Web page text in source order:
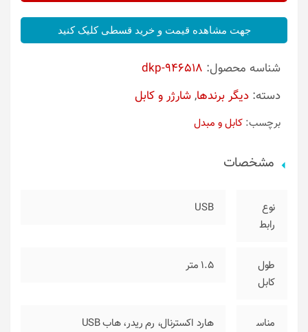
جهت مشاهده قیمت و خرید قسطی کلیک کنید
شناسه محصول: dkp-946518
دسته: دیگر برندها,شارژر و کابل
برچسب: کابل و مبدل
مشخصات
نوع
رابط
USB
طول
کابل
1.5 متر
مناس
هارد اکسترنال، رم ریدر، هاب USB